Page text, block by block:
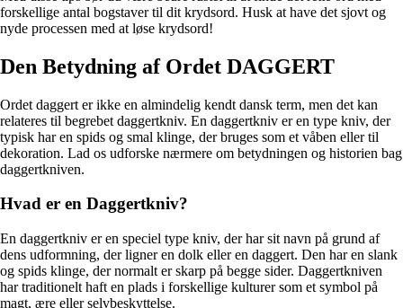
forskellige antal bogstaver til dit krydsord. Husk at have det sjovt og
nyde processen med at løse krydsord!
Den Betydning af Ordet DAGGERT
Ordet daggert er ikke en almindelig kendt dansk term, men det kan
relateres til begrebet daggertkniv. En daggertkniv er en type kniv, der
typisk har en spids og smal klinge, der bruges som et våben eller til
dekoration. Lad os udforske nærmere om betydningen og historien bag
daggertkniven.
Hvad er en Daggertkniv?
En daggertkniv er en speciel type kniv, der har sit navn på grund af
dens udformning, der ligner en dolk eller en daggert. Den har en slank
og spids klinge, der normalt er skarp på begge sider. Daggertkniven
har traditionelt haft en plads i forskellige kulturer som et symbol på
magt, ære eller selvbeskyttelse.